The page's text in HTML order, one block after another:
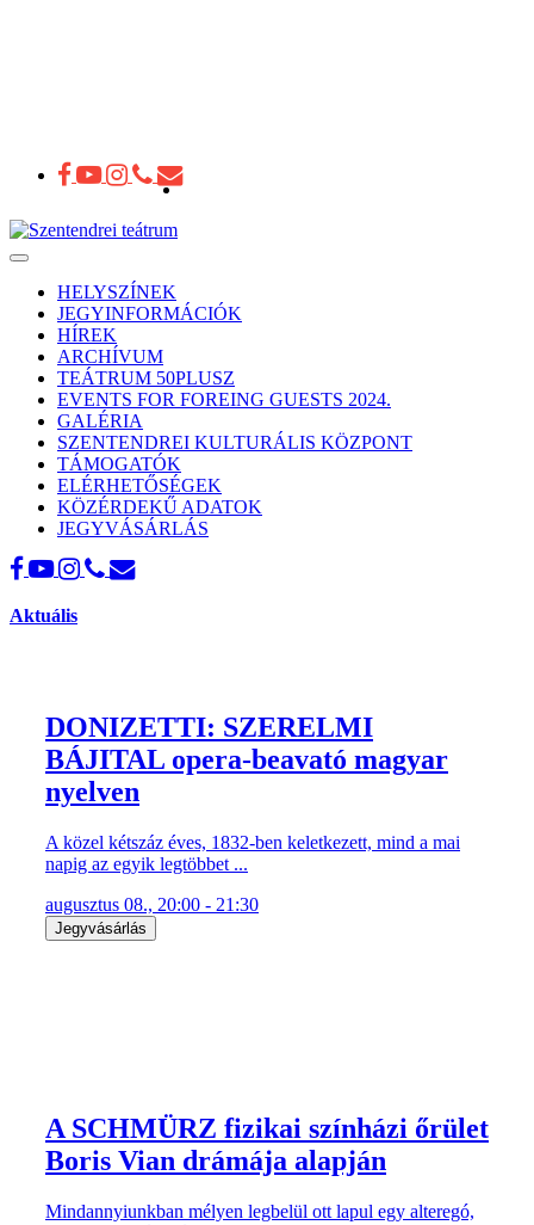
Toggle
navigationHELYSZÍNEK
JEGYINFORMÁCIÓK
HÍREK
ARCHÍVUM
TEÁTRUM 50PLUSZ
EVENTS FOR FOREING GUESTS 2024.
GALÉRIA
SZENTENDREI KULTURÁLIS KÖZPONT
TÁMOGATÓK
ELÉRHETŐSÉGEK
KÖZÉRDEKŰ ADATOK
JEGYVÁSÁRLÁS
Aktuális
DONIZETTI: SZERELMI
BÁJITAL opera-beavató magyar
nyelven
A közel kétszáz éves, 1832-ben keletkezett, mind a mai
napig az egyik legtöbbet ...
augusztus 08., 20:00 - 21:30
Jegyvásárlás
A SCHMÜRZ fizikai színházi őrület
Boris Vian drámája alapján
Mindannyiunkban mélyen legbelül ott lapul egy alteregó,